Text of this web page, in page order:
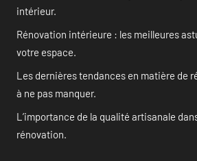
intérieur.
Rénovation intérieure : les meilleures
votre espace.
Les dernières tendances en matière de
à ne pas manquer.
L’importance de la qualité artisanale
rénovation.